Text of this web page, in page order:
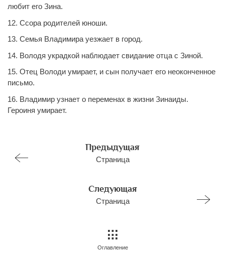
любит его Зина.
12. Ссора родителей юноши.
13. Семья Владимира уезжает в город.
14. Володя украдкой наблюдает свидание отца с Зиной.
15. Отец Володи умирает, и сын получает его неоконченное
письмо.
16. Владимир узнает о переменах в жизни Зинаиды.
Героиня умирает.
Предыдущая
Страница
Следующая
Страница
Оглавление